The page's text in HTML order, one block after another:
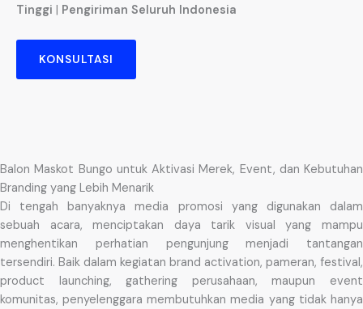
Tinggi | Pengiriman Seluruh Indonesia
KONSULTASI
Balon Maskot Bungo untuk Aktivasi Merek, Event, dan Kebutuhan
Branding yang Lebih Menarik
Di tengah banyaknya media promosi yang digunakan dalam
sebuah acara, menciptakan daya tarik visual yang mampu
menghentikan perhatian pengunjung menjadi tantangan
tersendiri. Baik dalam kegiatan brand activation, pameran, festival,
product launching, gathering perusahaan, maupun event
komunitas, penyelenggara membutuhkan media yang tidak hanya